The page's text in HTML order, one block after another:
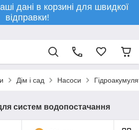
дані в корзині для швидкої
відправки!
Дім і сад Насоси
систем водопостачання